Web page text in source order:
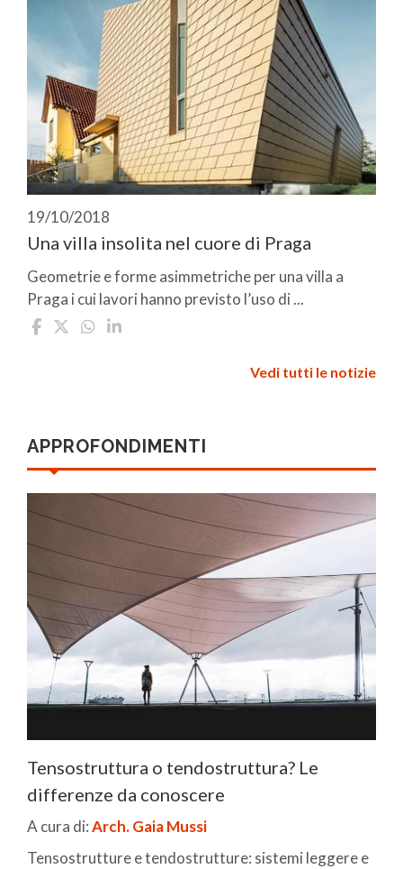
19/10/2018
Una villa insolita nel cuore di Praga
Geometrie e forme asimmetriche per una villa a
Praga i cui lavori hanno previsto l’uso di ...
Vedi tutti le notizie
APPROFONDIMENTI
Tensostruttura o tendostruttura? Le
differenze da conoscere
A cura di:Arch. Gaia Mussi
Tensostrutture e tendostrutture: sistemi leggere e